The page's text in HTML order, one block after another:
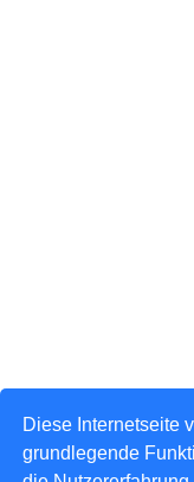
Diese Internetseite
grundlegende